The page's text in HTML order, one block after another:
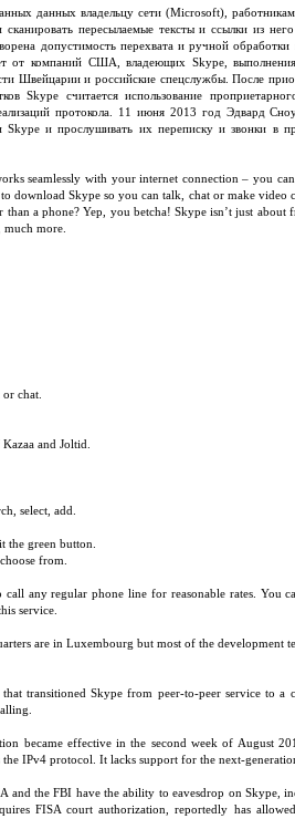
данных владельцу сети (Microsoft),
пересылаемые тексты и ссылки из
допустимость перехвата и ручной
от компаний США, владеющих Skype,
Швейцарии и российские спецслужбы. После
Skype считается использование
протокола. 11 июня 2013 год Эдвард
Skype и прослушивать их переписку и звонки в
seamlessly with your internet connection – you
download Skype so you can talk, chat or make
a phone? Yep, you betcha! Skype isn’t just about
more.
chat.
and Joltid.
select, add.
the green button.
from.
any regular phone line for reasonable rates. You
service.
are in Luxembourg but most of the development
transitioned Skype from peer-to-peer service to a
became effective in the second week of August
IPv4 protocol. It lacks support for the next-
and the FBI have the ability to eavesdrop on Skype,
FISA court authorization, reportedly has